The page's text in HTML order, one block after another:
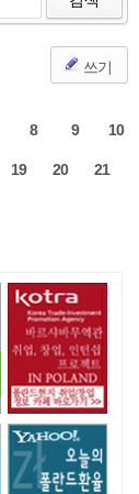
쓰기
8 9 10
19 20 21